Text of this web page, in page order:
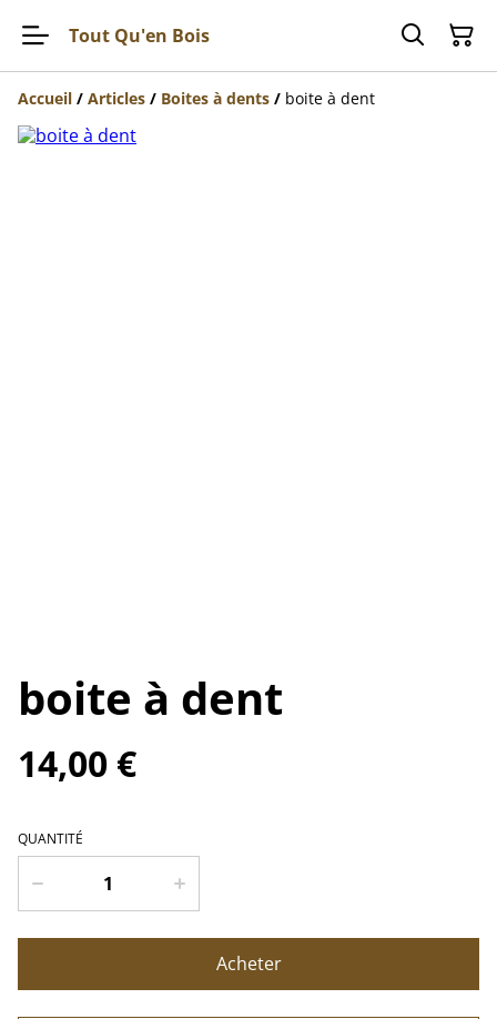
Tout Qu'en Bois
Accueil / Articles / Boites à dents / boite à dent
boite à dent
14,00 €
QUANTITÉ
Acheter